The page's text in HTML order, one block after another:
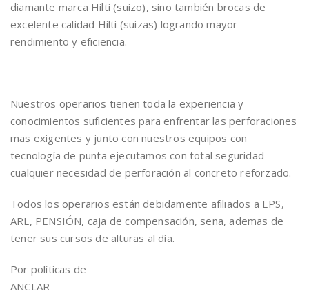
diamante marca Hilti (suizo), sino también brocas de
excelente calidad Hilti (suizas) logrando mayor
rendimiento y eficiencia.
Nuestros operarios tienen toda la experiencia y
conocimientos suficientes para enfrentar las perforaciones
mas exigentes y junto con nuestros equipos con
tecnología de punta ejecutamos con total seguridad
cualquier necesidad de perforación al concreto reforzado.
Todos los operarios están debidamente afiliados a EPS,
ARL, PENSIÓN, caja de compensación, sena, ademas de
tener sus cursos de alturas al día.
Por políticas de
ANCLAR